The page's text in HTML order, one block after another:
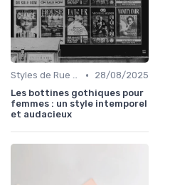
Styles de Rue et Looks du Moment •
28/08/2025
Les bottines gothiques pour
femmes : un style intemporel
et audacieux